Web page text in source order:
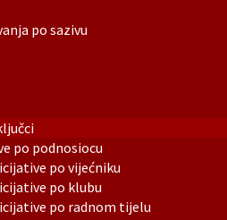
po sazivu
po podnosiocu
po vijećniku
po klubu
po radnom tijelu